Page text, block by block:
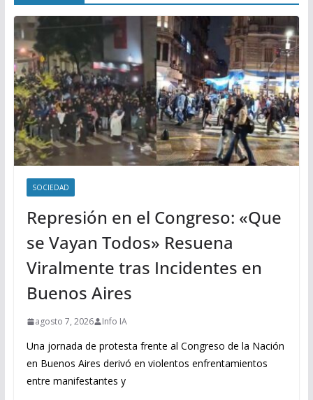
SOCIEDAD
Represión en el Congreso: «Que
se Vayan Todos» Resuena
Viralmente tras Incidentes en
Buenos Aires
agosto 7, 2026 Info IA
Una jornada de protesta frente al Congreso de la Nación
en Buenos Aires derivó en violentos enfrentamientos
entre manifestantes y